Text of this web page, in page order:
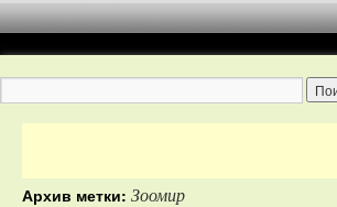
Архив метки: Зоомир